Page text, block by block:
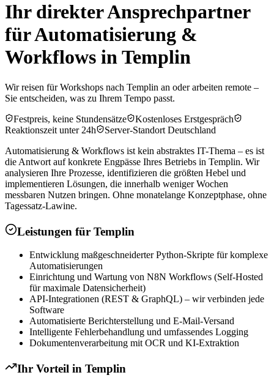
Ihr direkter Ansprechpartner
für Automatisierung &
Workflows in Templin
Wir reisen für Workshops nach Templin an oder arbeiten remote –
Sie entscheiden, was zu Ihrem Tempo passt.
Festpreis, keine Stundensätze
Kostenloses Erstgespräch
Reaktionszeit unter 24h
Server-Standort Deutschland
Automatisierung & Workflows ist kein abstraktes IT-Thema – es ist
die Antwort auf konkrete Engpässe Ihres Betriebs in Templin. Wir
analysieren Ihre Prozesse, identifizieren die größten Hebel und
implementieren Lösungen, die innerhalb weniger Wochen
messbaren Nutzen bringen. Ohne monatelange Konzeptphase, ohne
Tagessatz-Lawine.
Leistungen für Templin
Entwicklung maßgeschneiderter Python-Skripte für komplexe
Automatisierungen
Einrichtung und Wartung von N8N Workflows (Self-Hosted
für maximale Datensicherheit)
API-Integrationen (REST & GraphQL) – wir verbinden jede
Software
Automatisierte Berichterstellung und E-Mail-Versand
Intelligente Fehlerbehandlung und umfassendes Logging
Dokumentenverarbeitung mit OCR und KI-Extraktion
Ihr Vorteil in Templin